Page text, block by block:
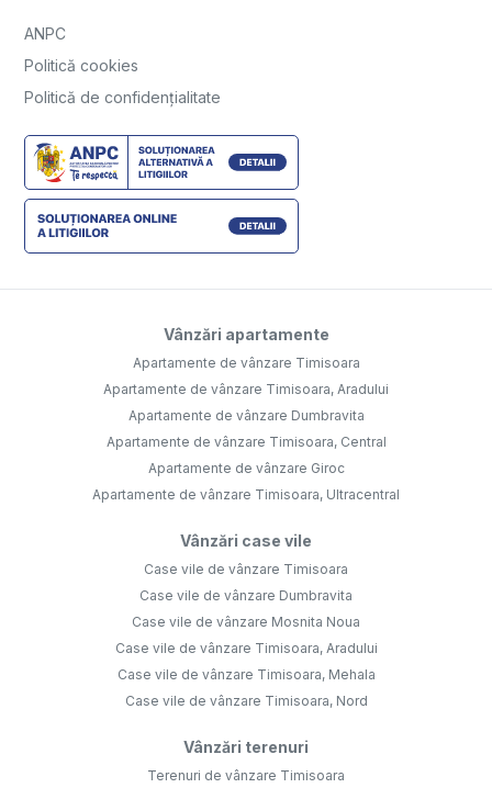
ANPC
Politică cookies
Politică de confidențialitate
Vânzări apartamente
Apartamente de vânzare Timisoara
Apartamente de vânzare Timisoara, Aradului
Apartamente de vânzare Dumbravita
Apartamente de vânzare Timisoara, Central
Apartamente de vânzare Giroc
Apartamente de vânzare Timisoara, Ultracentral
Vânzări case vile
Case vile de vânzare Timisoara
Case vile de vânzare Dumbravita
Case vile de vânzare Mosnita Noua
Case vile de vânzare Timisoara, Aradului
Case vile de vânzare Timisoara, Mehala
Case vile de vânzare Timisoara, Nord
Vânzări terenuri
Terenuri de vânzare Timisoara